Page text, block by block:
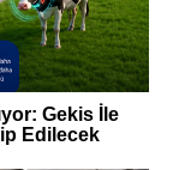
Gekis İle
Edilecek